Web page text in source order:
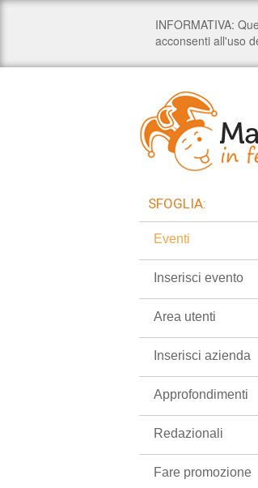
SFOGLIA:
Eventi
Inserisci evento
Area utenti
Inserisci azienda
Approfondimenti
Redazionali
Fare promozione